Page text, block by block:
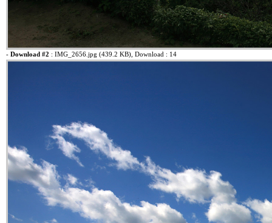
- Download #2 : IMG_2656.jpg (439.2 KB) , Download : 14